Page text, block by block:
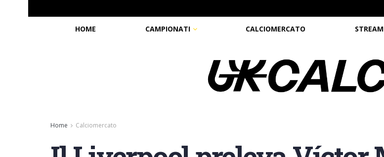
HOME CAMPIONATI CALCIOMERCATO
Home Calciomercato